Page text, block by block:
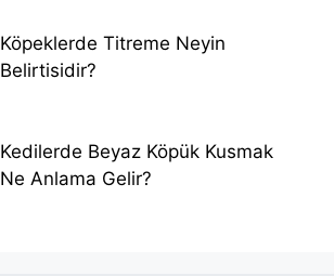
Köpeklerde Titreme Neyin
Belirtisidir?
Kedilerde Beyaz Köpük Kusmak
Ne Anlama Gelir?